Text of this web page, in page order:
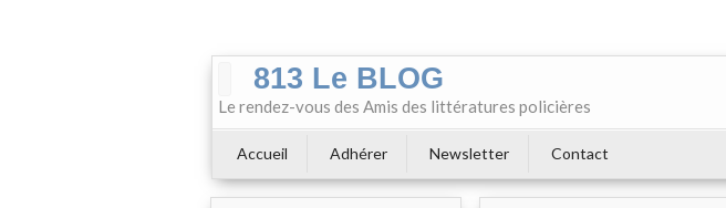
813 Le BLOG
Le rendez-vous des Amis des littératures policières
Accueil Adhérer Newsletter Contact